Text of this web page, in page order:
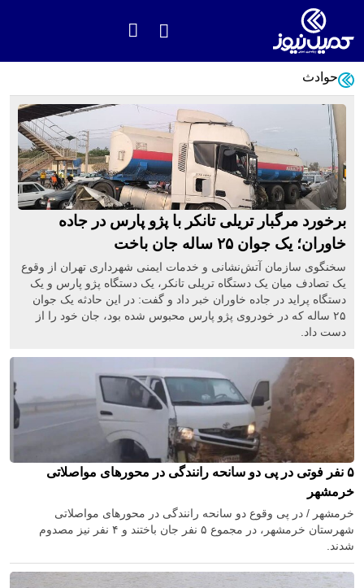
حوادث
برخورد مرگبار تریلی تانکر با پژو پارس در جاده
خاوران؛ یک جوان ۲۵ ساله جان باخت
سخنگوی سازمان آتش‌نشانی و خدمات ایمنی شهرداری تهران از وقوع
یک تصادف میان یک دستگاه تریلی تانکر، یک دستگاه پژو پارس و یک
دستگاه پراید در جاده خاوران خبر داد و گفت: در این حادثه یک جوان
۲۵ ساله که در خودروی پژو پارس محبوس شده بود، جان خود را از
دست داد.
۵ نفر فوتی در پی دو سانحه رانندگی در محور‌های مواصلاتی
خرمشهر
خرمشهر / در پی وقوع دو سانحه رانندگی در محور‌های مواصلاتی
شهرستان خرمشهر، در مجموع ۵ نفر جان باختند و ۴ نفر نیز مصدوم
شدند.